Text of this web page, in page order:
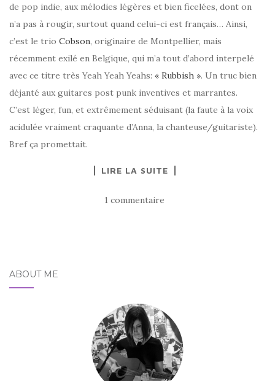
de pop indie, aux mélodies légères et bien ficelées, dont on
n’a pas à rougir, surtout quand celui-ci est français… Ainsi,
c’est le trio Cobson, originaire de Montpellier, mais
récemment exilé en Belgique, qui m’a tout d’abord interpelé
avec ce titre très Yeah Yeah Yeahs: « Rubbish ». Un truc bien
déjanté aux guitares post punk inventives et marrantes.
C’est léger, fun, et extrêmement séduisant (la faute à la voix
acidulée vraiment craquante d’Anna, la chanteuse/guitariste).
Bref ça promettait.
LIRE LA SUITE
1 commentaire
ABOUT ME